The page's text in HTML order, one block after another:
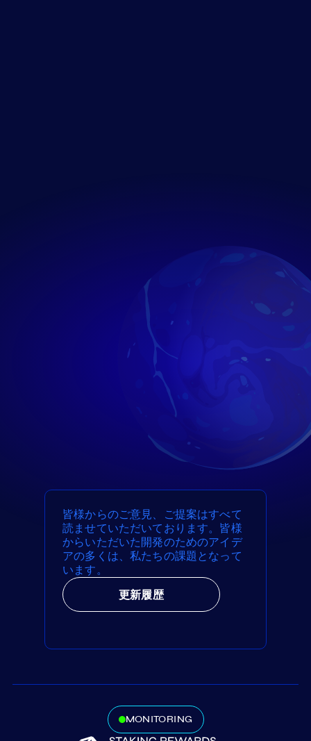
皆様からのご意見、ご提案はすべて
読ませていただいております。皆様
からいただいた開発のためのアイデ
アの多くは、私たちの課題となって
います。
更新履歴
MONITORING